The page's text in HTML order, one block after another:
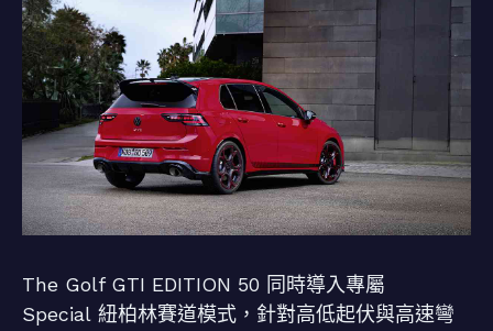
The Golf GTI EDITION 50 同時導入專屬
Special 紐柏林賽道模式，針對高低起伏與高速彎